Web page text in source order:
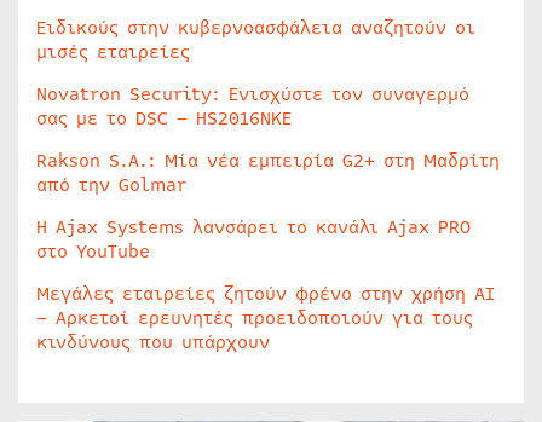
Ειδικούς στην κυβερνοασφάλεια αναζητούν οι
μισές εταιρείες
Novatron Security: Ενισχύστε τον συναγερμό
σας με το DSC – HS2016NKE
Rakson S.A.: Μία νέα εμπειρία G2+ στη Μαδρίτη
από την Golmar
Η Ajax Systems λανσάρει το κανάλι Ajax PRO
στο YouTube
Μεγάλες εταιρείες ζητούν φρένο στην χρήση AI
– Αρκετοί ερευνητές προειδοποιούν για τους
κινδύνους που υπάρχουν